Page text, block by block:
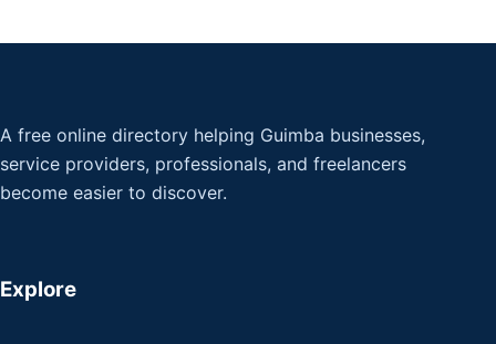
A free online directory helping Guimba businesses,
service providers, professionals, and freelancers
become easier to discover.
Explore